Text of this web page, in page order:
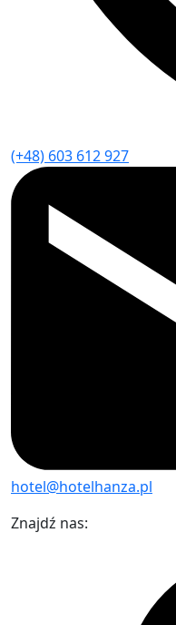
(+48) 603 612 927
hotel@hotelhanza.pl
Znajdź nas: